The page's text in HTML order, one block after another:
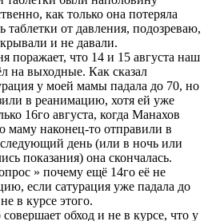
как только она потеряла
таблетки от давления, подозреваю,
и не давали.
поражает, что 14 и 15 августа наш
на выходные. Как сказал
у моей мамы падала до 70, но
в реанимацию, хотя ей уже
16го августа, когда Манахов
наконец-то отправили в
день (или в ночь или
показания) она скончалась.
» почему ещё 14го её не
если сатурация уже падала до
в курсе этого.
обход и не в курсе, что у